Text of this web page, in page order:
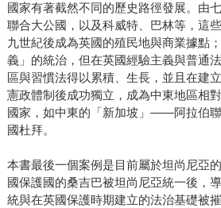
國家有著截然不同的歷史路徑發展。由
聯合大公國，以及科威特、巴林等，這
九世紀後成為英國的殖民地與商業據點
義」的統治，但在英國經驗主義與普通
區與習慣法得以累積、生長，並且在建
憲政體制後成功獨立，成為中東地區相
國家，如中東的「新加坡」——阿拉伯
國杜拜。
本書最後一個案例是目前屬於坦尚尼亞
國保護國的桑吉巴被坦尚尼亞統一後，
統與在英國保護時期建立的法治基礎被